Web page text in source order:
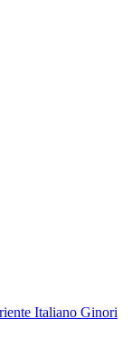
Italiano Ginori